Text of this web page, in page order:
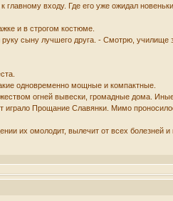
входу. Где его уже ожидал
и в строгом костюме.
сыну лучшего друга. - Смотрю, училище
одновременно мощные и компактные.
огней вывески, громадные дома.
Прощание Славянки. Мимо
их омолодит, вылечит от всех болезней и